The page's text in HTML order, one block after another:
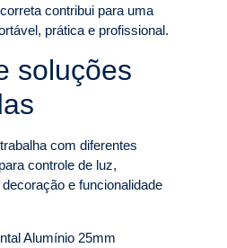
contribui para uma
prática e profissional.
soluções
trabalha com diferentes
controle de luz,
e funcionalidade
Alumínio 25mm